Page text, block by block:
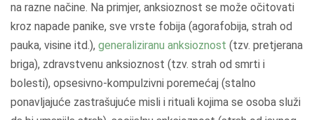
na razne načine. Na primjer, anksioznost se može očitovati
kroz napade panike, sve vrste fobija (agorafobija, strah od
pauka, visine itd.), generaliziranu anksioznost (tzv. pretjerana
briga), zdravstvenu anksioznost (tzv. strah od smrti i
bolesti), opsesivno-kompulzivni poremećaj (stalno
ponavljajuće zastrašujuće misli i rituali kojima se osoba služi